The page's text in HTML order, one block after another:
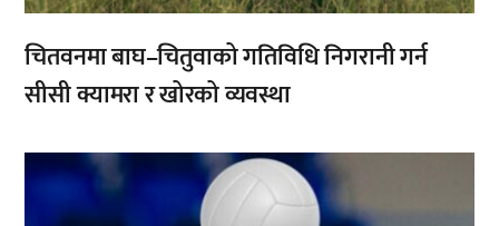
चितवनमा बाघ–चितुवाको गतिविधि निगरानी गर्न
सीसी क्यामरा र खोरको व्यवस्था
,